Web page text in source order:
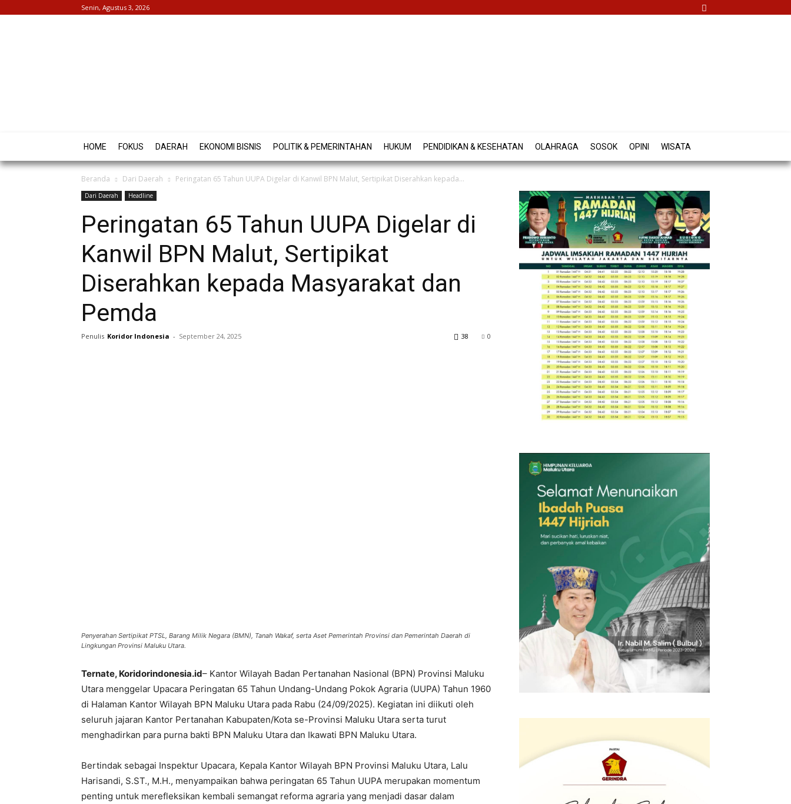
Senin, Agustus 3, 2026
HOME FOKUS DAERAH EKONOMI BISNIS POLITIK & PEMERINTAHAN HUKUM PENDIDIKAN & KESEHATAN OLAHRAGA SOSOK OPINI WISATA
Beranda Dari Daerah Peringatan 65 Tahun UUPA Digelar di Kanwil BPN Malut, Sertipikat Diserahkan kepada...
Dari Daerah Headline
Peringatan 65 Tahun UUPA Digelar di
Kanwil BPN Malut, Sertipikat
Diserahkan kepada Masyarakat dan
Pemda ‎
Penulis Koridor Indonesia - September 24, 2025 0
38
Penyerahan Sertipikat PTSL, Barang Milik Negara (BMN), Tanah Wakaf, serta Aset Pemerintah Provinsi dan Pemerintah Daerah di
Lingkungan Provinsi Maluku Utara.
Ternate, Koridorindonesia.id– Kantor Wilayah Badan Pertanahan Nasional (BPN) Provinsi Maluku
Utara menggelar Upacara Peringatan 65 Tahun Undang-Undang Pokok Agraria (UUPA) Tahun 1960
di Halaman Kantor Wilayah BPN Maluku Utara pada Rabu (24/09/2025). Kegiatan ini diikuti oleh
seluruh jajaran Kantor Pertanahan Kabupaten/Kota se-Provinsi Maluku Utara serta turut
menghadirkan para purna bakti BPN Maluku Utara dan Ikawati BPN Maluku Utara.
‎Bertindak sebagai Inspektur Upacara, Kepala Kantor Wilayah BPN Provinsi Maluku Utara, Lalu
Harisandi, S.ST., M.H., menyampaikan bahwa peringatan 65 Tahun UUPA merupakan momentum
penting untuk merefleksikan kembali semangat reforma agraria yang menjadi dasar dalam